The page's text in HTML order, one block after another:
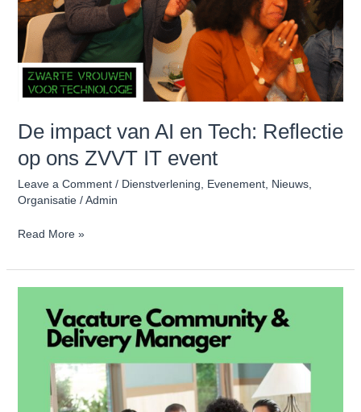
De impact van AI en Tech: Reflectie
op ons ZVVT IT event
Leave a Comment / Dienstverlening Evenement, Nieuws,
Organisatie/Admin
Reflectie
op
ons
ZVVT
event
Read More »
Community
Delivery
Manager
(parttime